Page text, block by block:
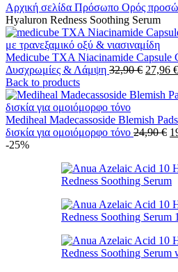
Αρχική σελίδα Πρόσωπο Ορός
Hyaluron Redness Soothing Serum
Medicube TXA Niacinamide Capsule
Δυσχρωμίες & Λάμψη 32,90€ Original
was:
27,96 €
Back to products
Mediheal Madecassoside Blemish
δισκία για ομοιόμορφο τόνο 24,90€
-25%